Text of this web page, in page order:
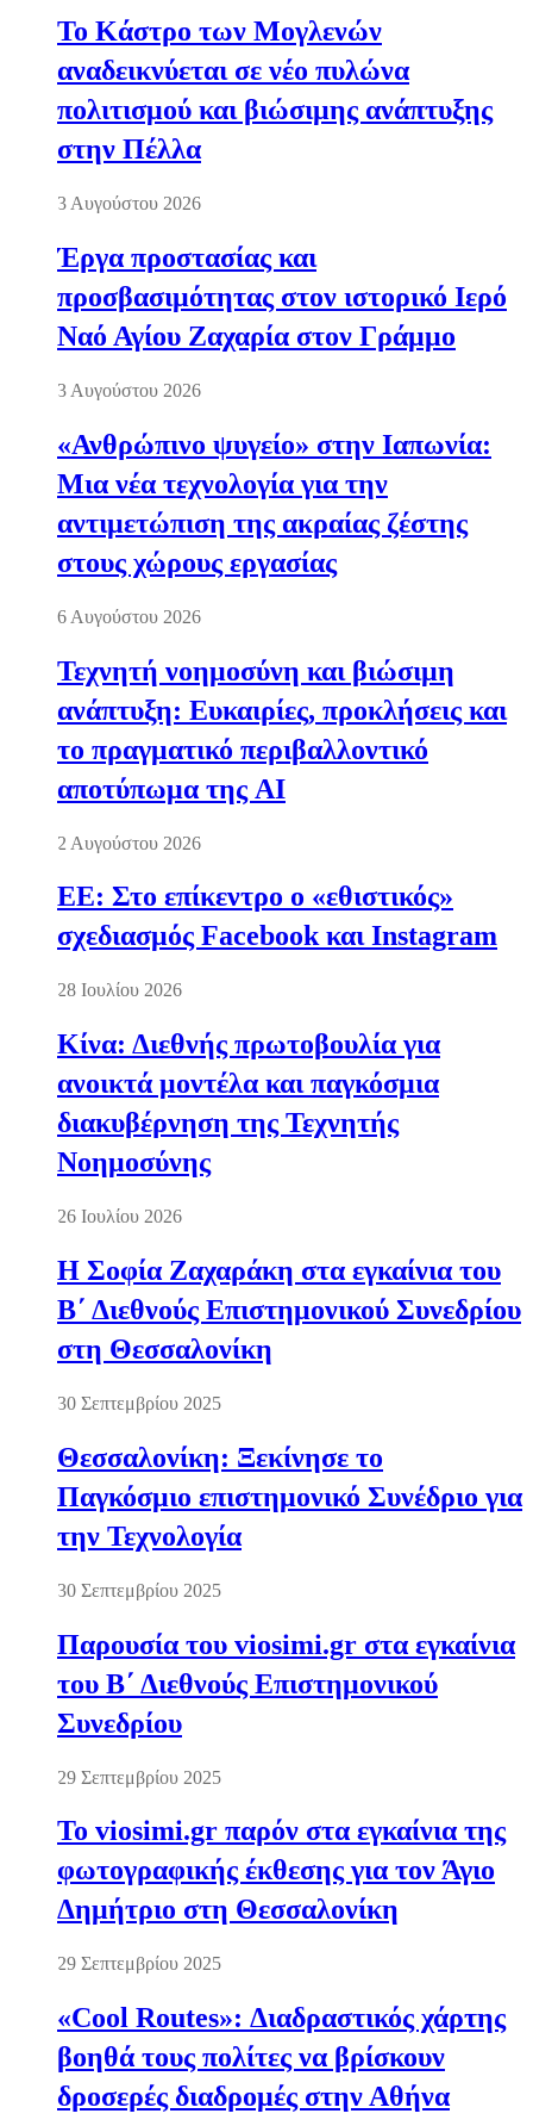
Το Κάστρο των Μογλενών
αναδεικνύεται σε νέο πυλώνα
πολιτισμού και βιώσιμης ανάπτυξης
στην Πέλλα
3 Αυγούστου 2026
Έργα προστασίας και
προσβασιμότητας στον ιστορικό Ιερό
Ναό Αγίου Ζαχαρία στον Γράμμο
3 Αυγούστου 2026
«Ανθρώπινο ψυγείο» στην Ιαπωνία:
Μια νέα τεχνολογία για την
αντιμετώπιση της ακραίας ζέστης
στους χώρους εργασίας
6 Αυγούστου 2026
Τεχνητή νοημοσύνη και βιώσιμη
ανάπτυξη: Ευκαιρίες, προκλήσεις και
το πραγματικό περιβαλλοντικό
αποτύπωμα της AI
2 Αυγούστου 2026
ΕΕ: Στο επίκεντρο ο «εθιστικός»
σχεδιασμός Facebook και Instagram
28 Ιουλίου 2026
Κίνα: Διεθνής πρωτοβουλία για
ανοικτά μοντέλα και παγκόσμια
διακυβέρνηση της Τεχνητής
Νοημοσύνης
26 Ιουλίου 2026
Η Σοφία Ζαχαράκη στα εγκαίνια του
Β΄ Διεθνούς Επιστημονικού Συνεδρίου
στη Θεσσαλονίκη
30 Σεπτεμβρίου 2025
Θεσσαλονίκη: Ξεκίνησε το
Παγκόσμιο επιστημονικό Συνέδριο για
την Τεχνολογία
30 Σεπτεμβρίου 2025
Παρουσία του viosimi.gr στα εγκαίνια
του Β΄ Διεθνούς Επιστημονικού
Συνεδρίου
29 Σεπτεμβρίου 2025
Το viosimi.gr παρόν στα εγκαίνια της
φωτογραφικής έκθεσης για τον Άγιο
Δημήτριο στη Θεσσαλονίκη
29 Σεπτεμβρίου 2025
«Cool Routes»: Διαδραστικός χάρτης
βοηθά τους πολίτες να βρίσκουν
δροσερές διαδρομές στην Αθήνα